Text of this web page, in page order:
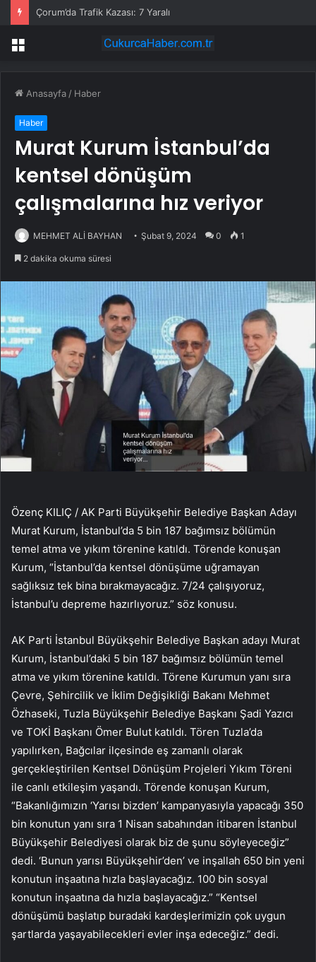
Çorum’da Trafik Kazası: 7 Yaralı
Menü
Anasayfa / Haber
Haber
Murat Kurum İstanbul’da
kentsel dönüşüm
çalışmalarına hız veriyor
MEHMET ALİ BAYHAN Şubat 9, 2024 0 1
2 dakika okuma süresi
Özenç KILIÇ / AK Parti Büyükşehir Belediye Başkan Adayı
Murat Kurum, İstanbul’da 5 bin 187 bağımsız bölümün
temel atma ve yıkım törenine katıldı. Törende konuşan
Kurum, “İstanbul’da kentsel dönüşüme uğramayan
sağlıksız tek bina bırakmayacağız. 7/24 çalışıyoruz,
İstanbul’u depreme hazırlıyoruz.” söz konusu.
AK Parti İstanbul Büyükşehir Belediye Başkan adayı Murat
Kurum, İstanbul’daki 5 bin 187 bağımsız bölümün temel
atma ve yıkım törenine katıldı. Törene Kurumun yanı sıra
Çevre, Şehircilik ve İklim Değişikliği Bakanı Mehmet
Özhaseki, Tuzla Büyükşehir Belediye Başkanı Şadi Yazıcı
ve TOKİ Başkanı Ömer Bulut katıldı. Tören Tuzla’da
yapılırken, Bağcılar ilçesinde eş zamanlı olarak
gerçekleştirilen Kentsel Dönüşüm Projeleri Yıkım Töreni
ile canlı etkileşim yaşandı. Törende konuşan Kurum,
“Bakanlığımızın ‘Yarısı bizden’ kampanyasıyla yapacağı 350
bin konutun yanı sıra 1 Nisan sabahından itibaren İstanbul
Büyükşehir Belediyesi olarak biz de şunu söyleyeceğiz”
dedi. ‘Bunun yarısı Büyükşehir’den’ ve inşallah 650 bin yeni
konutun inşaatına hızla başlayacağız. 100 bin sosyal
konutun inşaatına da hızla başlayacağız.” “Kentsel
dönüşümü başlatıp buradaki kardeşlerimizin çok uygun
şartlarda yaşayabilecekleri evler inşa edeceğiz.” dedi.